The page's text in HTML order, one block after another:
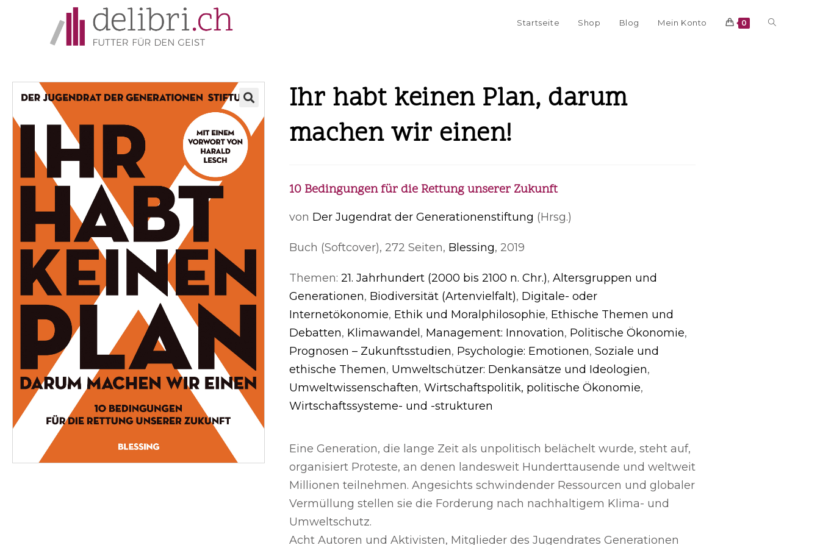
Startseite Shop Blog Mein Konto 0
Ihr habt keinen Plan, darum
machen wir einen!
10 Bedingungen für die Rettung unserer Zukunft
von Der Jugendrat der Generationenstiftung (Hrsg.)
Buch (Softcover), 272 Seiten, Blessing, 2019
Themen: 21. Jahrhundert (2000 bis 2100 n. Chr.), Altersgruppen und
Generationen, Biodiversität (Artenvielfalt), Digitale- oder
Internetökonomie, Ethik und Moralphilosophie, Ethische Themen und
Debatten, Klimawandel , Management: Innovation, Politische Ökonomie,
Prognosen – Zukunftsstudien, Psychologie: Emotionen, Soziale und
ethische Themen, Umweltschützer: Denkansätze und Ideologien,
Umweltwissenschaften, Wirtschaftspolitik, politische Ökonomie,
Wirtschaftssysteme- und -strukturen
Eine Generation, die lange Zeit als unpolitisch belächelt wurde, steht auf,
organisiert Proteste, an denen landesweit Hunderttausende und weltweit
Millionen teilnehmen. Angesichts schwindender Ressourcen und globaler
Vermüllung stellen sie die Forderung nach nachhaltigem Klima- und
Umweltschutz.
Acht Autoren und Aktivisten, Mitglieder des Jugendrates Generationen